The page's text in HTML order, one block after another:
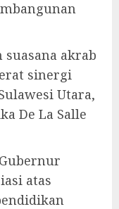
akrab
sinergi
Utara,
De La Salle
atas